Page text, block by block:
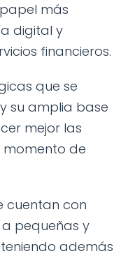
más
digital y
financieros.
que se
y su amplia base
mejor las
momento de
cuentan con
pequeñas y
además